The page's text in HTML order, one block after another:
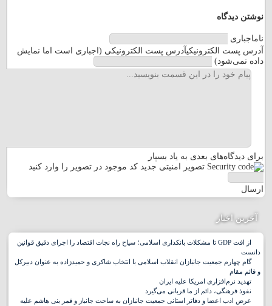
نوشتن دیدگاه
ناماجباری
آدرس پست الکترونیکیآدرس پست الکترونیکی (اجباری است اما نمایش
داده نمی‌شود)
برای دیدگاه‌های بعدی به یاد بسپار
تصویر امنیتی جدید کد موجود در تصویر را وارد کنید
ارسال
آخرین اخبار
از افت GDP تا مشکلات بانکداری اسلامی؛ سیاح راه نجات اقتصاد را اجرای دقیق قوانین
دانست
گام چهارم جمعیت جانبازان انقلاب اسلامی با انتخاب شاکری و حمیدزاده به عنوان دبیرکل
و قائم مقام
تهدید نرم‌افزاری امریکا علیه ایران
نفوذ فرهنگی، دائم از ما قربانی می‌گیرد
عرض ادب اعضا و دفاتر استانی جمعیت جانبازان به ساحت جانباز و قمر بنی هاشم علیه